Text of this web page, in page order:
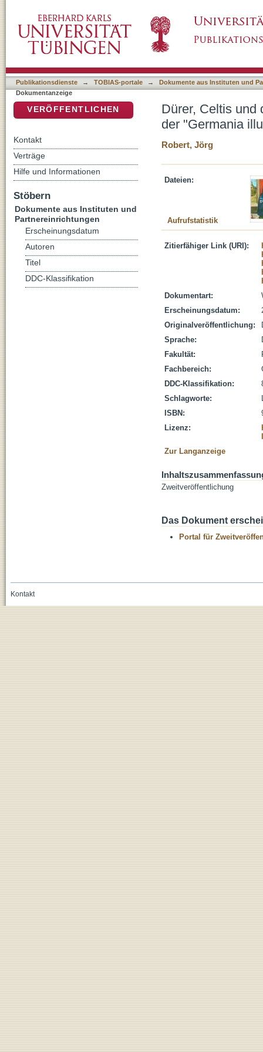
Publikationsdienste → TOBIAS-portale →
Dokumente aus Instituten und
Dokumentanzeige
Dürer, Celtis und
der "Germania
Robert, Jörg
Dateien:
Aufrufstatistik
Zitierfähiger Link (URI):
Dokumentart:
Erscheinungsdatum:
Originalveröffentlichung:
Sprache:
Fakultät:
Fachbereich:
DDC-Klassifikation:
Schlagworte:
ISBN:
Lizenz:
Zur Langanzeige
Zweitveröffentlichung
Das Dokument
Portal für
VERÖFFENTLICHEN
Kontakt
Verträge
Hilfe und Informationen
Stöbern
Dokumente aus Instituten und
Partnereinrichtungen
Erscheinungsdatum
Autoren
Titel
DDC-Klassifikation
Kontakt